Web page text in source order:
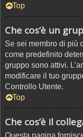
Top
Che cos’è un
Se sei membro di più
come predefinito
gruppo sono attivi.
modificare il tuo
Controllo Utente.
Top
Che cos’è il
Questa pagina